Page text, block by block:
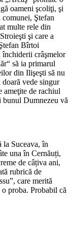
oameni şcoliţi, şi
Ştefan
multe rele din
şi care a
Bîrtoi
închiderii crâşmelor
să ia primarul
din Ilişeşti să nu
vede singur
ameţite de rachiul
bunul Dumnezeu vă
Suceava, în
una în Cernăuți,
de câțiva ani,
rubrică de
care merită
proba. Probabil că